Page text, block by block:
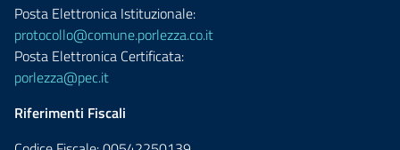
Posta Elettronica Istituzionale:
protocollo@comune.porlezza.co.it
Posta Elettronica Certificata:
porlezza@pec.it
Riferimenti Fiscali